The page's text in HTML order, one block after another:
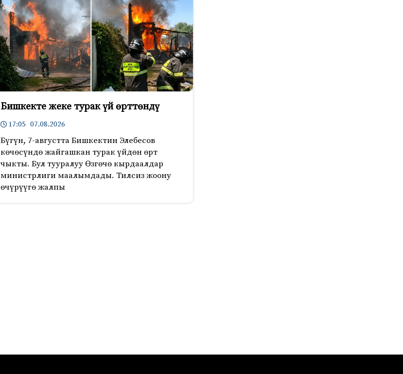
Бишкекте жеке турак үй өрттөндү
17:05 07.08.2026
Бүгүн, 7-августта Бишкектин Элебесов
көчөсүндө жайгашкан турак үйдөн өрт
чыкты. Бул тууралуу Өзгөчө кырдаалдар
министрлиги маалымдады. Тилсиз жоону
өчүрүүгө жалпы